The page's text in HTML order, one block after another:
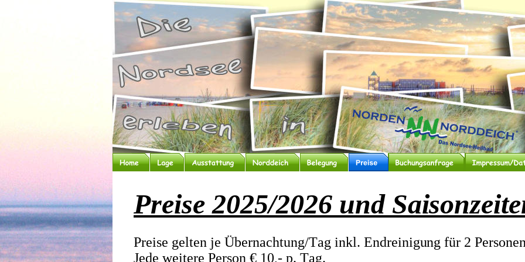
Preise 2025/2026 und
Preise gelten je Übernachtung/Tag inkl. Endreinigung für 2
Jede weitere Person € 10,- p. Tag.